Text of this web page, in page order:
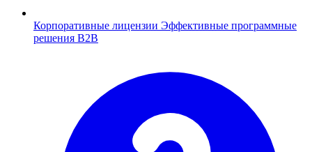
Корпоративные лицензии Эффективные программные
решения B2B